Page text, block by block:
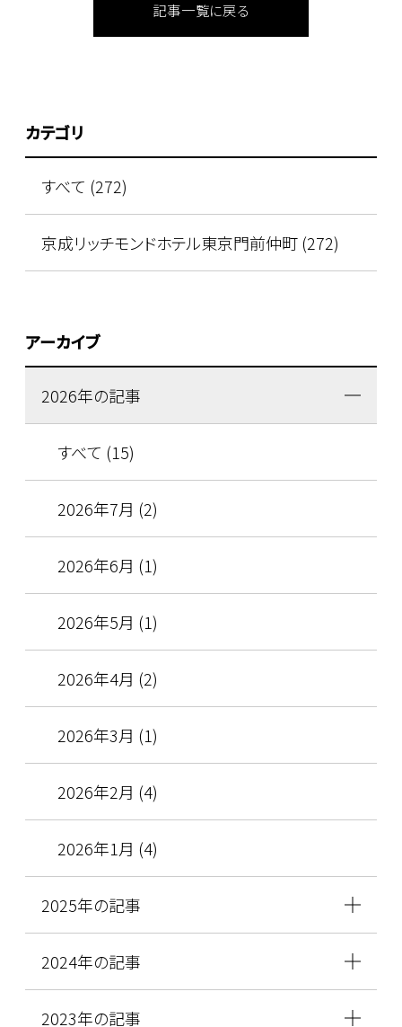
記事一覧に戻る
カテゴリ
すべて (272)
京成リッチモンドホテル東京門前仲町 (272)
アーカイブ
2026年の記事
すべて (15)
2026年7月 (2)
2026年6月 (1)
2026年5月 (1)
2026年4月 (2)
2026年3月 (1)
2026年2月 (4)
2026年1月 (4)
2025年の記事
2024年の記事
2023年の記事